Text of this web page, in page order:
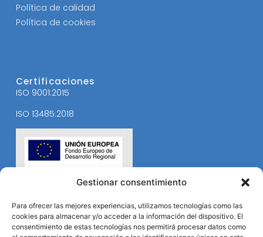
Gestionar consentimiento
Para ofrecer las mejores experiencias, utilizamos tecnologías como las
cookies para almacenar y/o acceder a la información del dispositivo. El
consentimiento de estas tecnologías nos permitirá procesar datos como
Política de calidad
Política de cookies
Certificaciones
ISO 9001:2015
ISO 13485:2018